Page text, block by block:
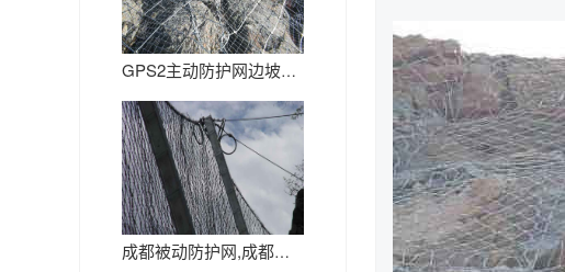
GPS2主动防护网边坡防护网
成都被动防护网,成都主动网